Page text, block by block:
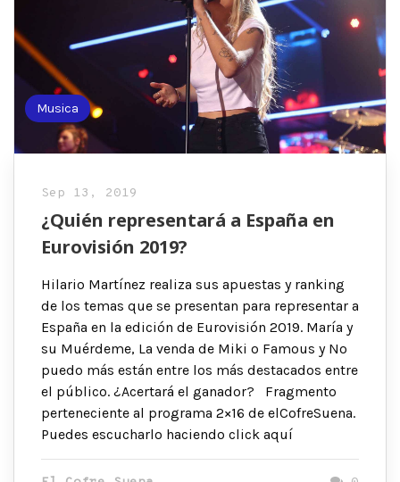
Musica
Sep 13, 2019
¿Quién representará a España en
Eurovisión 2019?
Hilario Martínez realiza sus apuestas y ranking
de los temas que se presentan para representar a
España en la edición de Eurovisión 2019. María y
su Muérdeme, La venda de Miki o Famous y No
puedo más están entre los más destacados entre
el público. ¿Acertará el ganador? Fragmento
perteneciente al programa 2×16 de elCofreSuena.
Puedes escucharlo haciendo click aquí